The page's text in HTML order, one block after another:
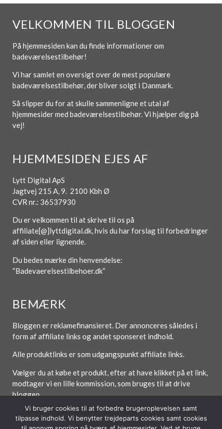
VELKOMMEN TIL BLOGGEN
På hjemmesiden kan du finde informationer om
badeværelsestilbehør!
Vi har samlet en oversigt over de mest populære
badeværelsestilbehør, der bliver solgt i Danmark.
Så slipper du for at skulle sammenligne et utal af
hjemmesider med badeværelsestilbehør. Vi hjælper dig på
vej!
HJEMMESIDEN EJES AF
Lytt Digital ApS
Jagtvej 215 A, 9. 2100 Kbh Ø
CVR nr.: 36537930
Du er velkommen til at skrive til os på
affiliate[@]lyttdigital.dk, hvis du har forslag til forbedringer
af siden eller lignende.
Du bedes mærke din henvendelse:
“Badevaerelsestilbehoer.dk”
BEMÆRK
Bloggen er reklamefinansieret. Der annonceres således i
form af affiliate links og andet sponseret indhold.
Alle produktlinks er som udgangspunkt affiliate links.
Vælger du at købe et produkt, efter at have klikket på et link,
modtager vi en lille kommission, som bruges til at drive
bloggen.
Vi bruger cookies til at forbedre brugeroplevelsen samt
tilpasse indhold. Vi benytter trejdeparts cookies samt cookies